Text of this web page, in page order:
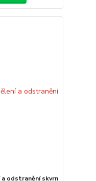
a odstranění skvrn